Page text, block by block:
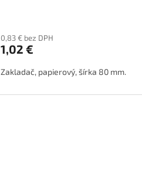
0,83 € bez DPH
1,02 €
Zakladač, papierový, šírka 80 mm.